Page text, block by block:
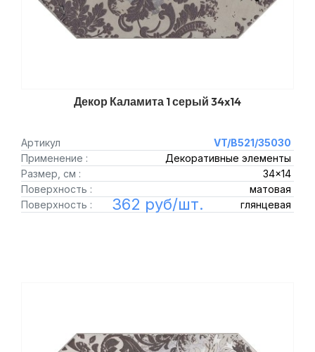
Декор Каламита 1 серый 34x14
Артикул
VT/B521/35030
Применение :
Декоративные элементы
Размер, см :
34x14
Поверхность :
матовая
Поверхность :
глянцевая
362 руб/шт.